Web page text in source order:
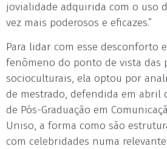
jovialidade adquirida com o uso
vez mais poderosos e eficazes.”
Para lidar com esse desconforto
fenômeno do ponto de vista das
socioculturais, ela optou por
de mestrado, defendida em abril
de Pós-Graduação em
Uniso, a forma como são
com celebridades numa